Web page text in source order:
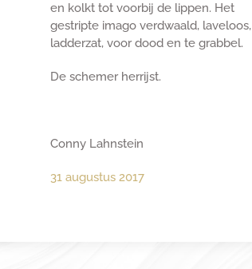
en kolkt tot voorbij de lippen. Het
gestripte imago verdwaald, laveloos,
ladderzat, voor dood en te grabbel.
De schemer herrijst.
Conny Lahnstein
31 augustus 2017